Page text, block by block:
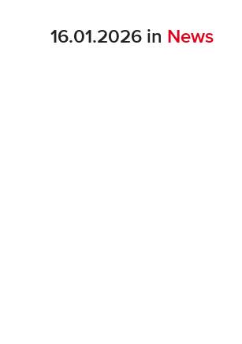
16.01.2026 in News